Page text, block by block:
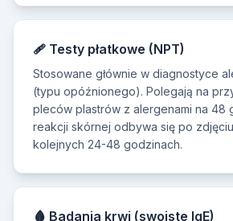
🩹 Testy płatkowe (NPT)
Stosowane głównie w diagnostyce
(typu opóźnionego). Polegają na
pleców plastrów z alergenami na 48
reakcji skórnej odbywa się po
kolejnych 24-48 godzinach.
🩸 Badania krwi (swoiste IgE)